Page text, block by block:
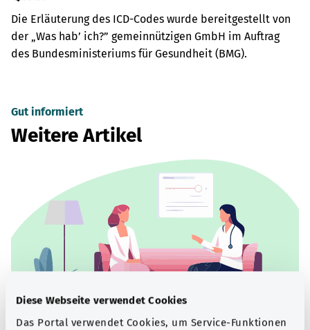
Diese Webseite verwendet Cookies
Das Portal verwendet Cookies, um Service-Funktionen
Die Erläuterung des ICD-Codes wurde bereitgestellt von
der „Was hab’ ich?” gemeinnützigen GmbH im Auftrag
des Bundesministeriums für Gesundheit (BMG).
Gut informiert
Weitere Artikel